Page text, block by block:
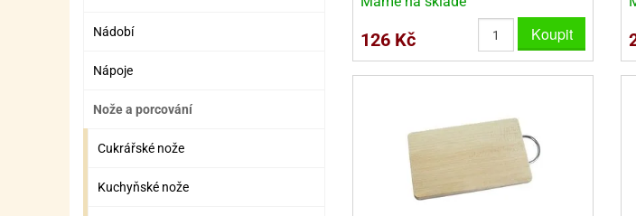
SUROVINY NA DONUTY
ŠLEHAČKY A SMETANY
ZMRZLINY
OSTATNÍ CUKRÁŘSKÉ SUROVINY
DRIP POLEVY
SUROVINY NA DONUTY
ŠLEHAČKY A SMETANYZTUŽOVAČE ŠLEHAČKY
ROSTLINNÉ ŠLEHAČKY
ZMRZLINY
OSTATNÍ CUKRÁŘSKÉ SUROVINY
JEDLÉ CHLADÍCÍ SPREJE
Nádobí
Nápoje
Nože a porcování
Cukrářské nože
Kuchyňské nože
126 Kč Koupit